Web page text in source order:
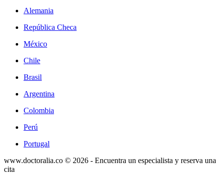
Alemania
República Checa
México
Chile
Brasil
Argentina
Colombia
Perú
Portugal
www.doctoralia.co © 2026 - Encuentra un especialista y reserva una
cita